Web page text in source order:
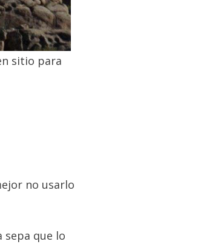
sitio para
no usarlo
sepa que lo